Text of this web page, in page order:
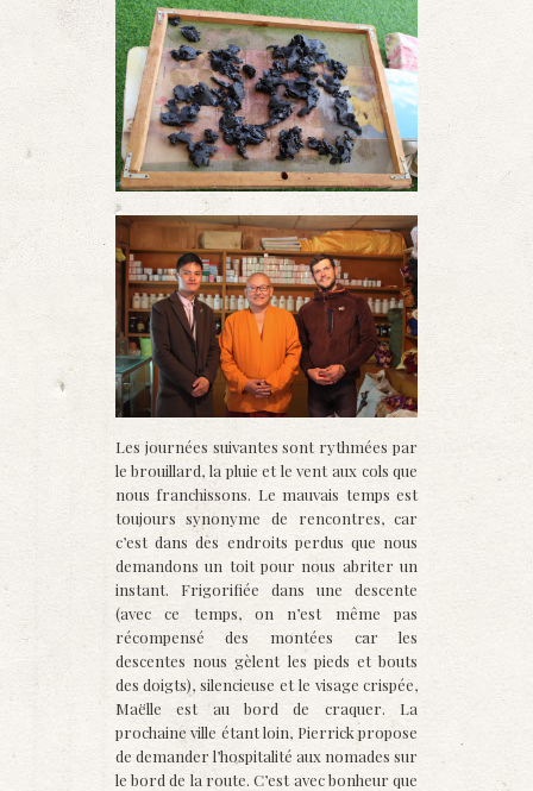
Les journées suivantes sont rythmées par
le brouillard, la pluie et le vent aux cols que
nous franchissons. Le mauvais temps est
toujours synonyme de rencontres, car
c’est dans des endroits perdus que nous
demandons un toit pour nous abriter un
instant. Frigorifiée dans une descente
(avec ce temps, on n’est même pas
récompensé des montées car les
descentes nous gèlent les pieds et bouts
des doigts), silencieuse et le visage crispée,
Maëlle est au bord de craquer. La
prochaine ville étant loin, Pierrick propose
de demander l’hospitalité aux nomades sur
le bord de la route. C’est avec bonheur que